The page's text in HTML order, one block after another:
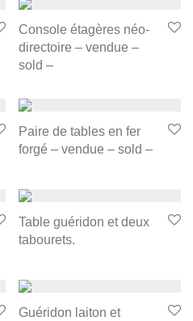
Console étagères néo-
directoire – vendue –
sold –
Paire de tables en fer
forgé – vendue – sold –
Table guéridon et deux
tabourets.
Guéridon laiton et